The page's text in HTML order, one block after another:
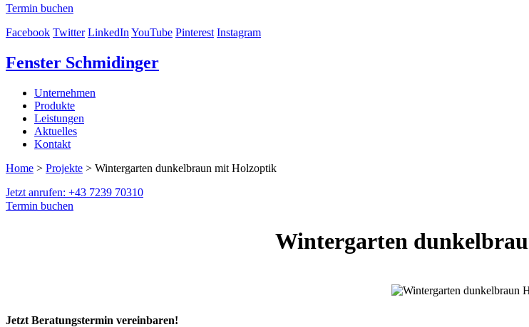
Termin buchen
Facebook Twitter LinkedInYouTube Pinterest Instagram
Fenster Schmidinger
Unternehmen
Produkte
Leistungen
Aktuelles
Kontakt
Home > Projekte > Wintergarten dunkelbraun mit Holzoptik
Jetzt anrufen: +43 7239 70310
Termin buchen
Wintergarten
Jetzt Beratungstermin vereinbaren!